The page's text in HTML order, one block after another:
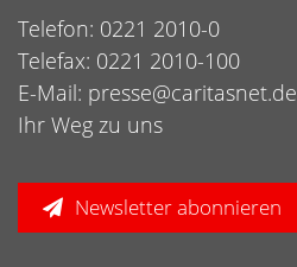
Telefon: 0221 2010-0
Telefax: 0221 2010-100
E-Mail: presse@caritasnet.de
Ihr Weg zu uns
Newsletter abonnieren